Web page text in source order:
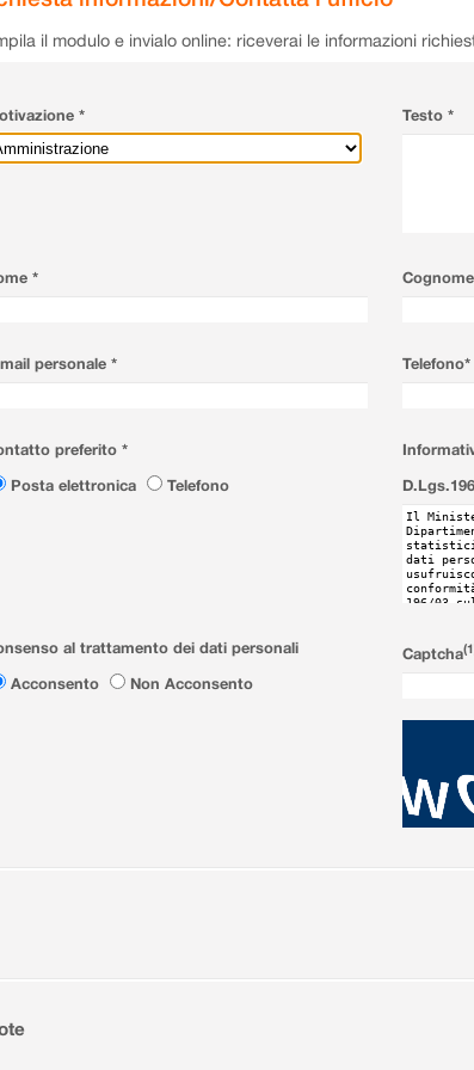
il modulo e invialo online: riceverai le informazioni
* Testo *
*
personale * Telefono*
preferito *
Posta elettronica
Telefono
al trattamento dei dati personali
Acconsento
Non Acconsento
Captcha